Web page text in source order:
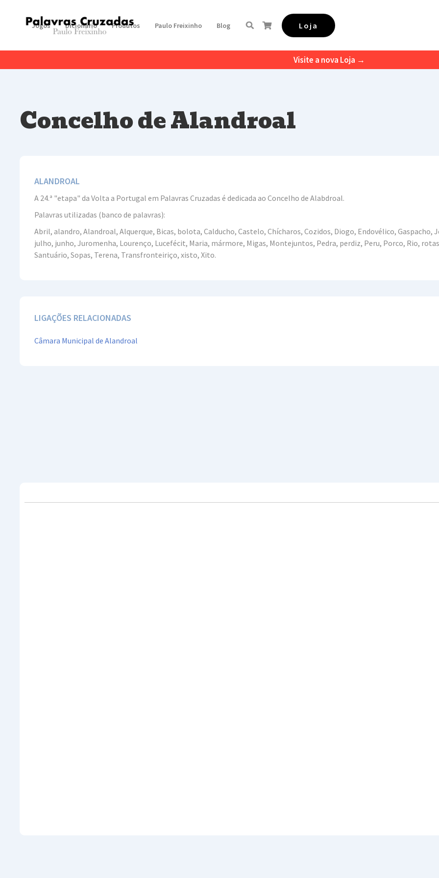
Jogos Dicionário Produtos Paulo Freixinho Blog Loja
Visite a nova Loja →
Concelho de Alandroal
ALANDROAL
A 24.ª "etapa" da Volta a Portugal em Palavras Cruzadas é dedicada ao Concelho de Alabdroal.
Palavras utilizadas (banco de palavras):
Abril, alandro, Alandroal, Alquerque, Bicas, bolota, Calducho, Castelo, Chícharos, Cozidos, Diogo, Endovélico, Gaspacho,
julho, junho, Juromenha, Lourenço, Lucefécit, Maria, mármore, Migas, Montejuntos, Pedra, perdiz, Peru, Porco, Rio,
Santuário, Sopas, Terena, Transfronteiriço, xisto, Xito.
LIGAÇÕES RELACIONADAS
Câmara Municipal de Alandroal